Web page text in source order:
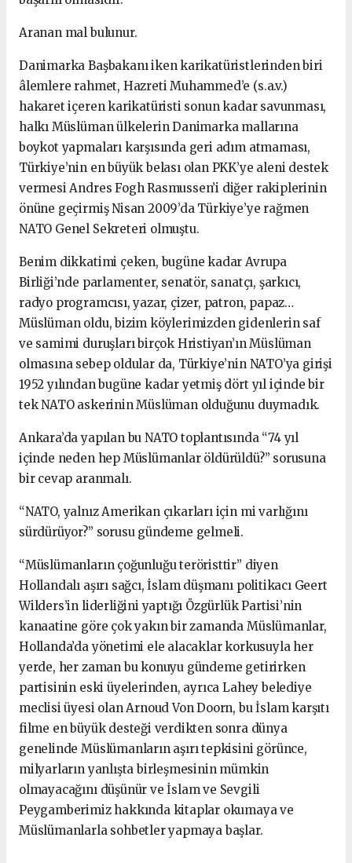
Aranan mal bulunur.
Danimarka Başbakanı iken karikatüristlerinden biri
âlemlere rahmet, Hazreti Muhammed’e (s.a.v.)
hakaret içeren karikatüristi sonun kadar savunması,
halkı Müslüman ülkelerin Danimarka mallarına
boykot yapmaları karşısında geri adım atmaması,
Türkiye’nin en büyük belası olan PKK’ye aleni destek
vermesi Andres Fogh Rasmussen’i diğer rakiplerinin
önüne geçirmiş Nisan 2009’da Türkiye’ye rağmen
NATO Genel Sekreteri olmuştu.
Benim dikkatimi çeken, bugüne kadar Avrupa
Birliği’nde parlamenter, senatör, sanatçı, şarkıcı,
radyo programcısı, yazar, çizer, patron, papaz…
Müslüman oldu, bizim köylerimizden gidenlerin saf
ve samimi duruşları birçok Hristiyan’ın Müslüman
olmasına sebep oldular da, Türkiye’nin NATO’ya girişi
1952 yılından bugüne kadar yetmiş dört yıl içinde bir
tek NATO askerinin Müslüman olduğunu duymadık.
Ankara’da yapılan bu NATO toplantısında “74 yıl
içinde neden hep Müslümanlar öldürüldü?” sorusuna
bir cevap aranmalı.
“NATO, yalnız Amerikan çıkarları için mi varlığını
sürdürüyor?” sorusu gündeme gelmeli.
“Müslümanların çoğunluğu teröristtir” diyen
Hollandalı aşırı sağcı, İslam düşmanı politikacı Geert
Wilders’in liderliğini yaptığı Özgürlük Partisi’nin
kanaatine göre çok yakın bir zamanda Müslümanlar,
Hollanda’da yönetimi ele alacaklar korkusuyla her
yerde, her zaman bu konuyu gündeme getirirken
partisinin eski üyelerinden, ayrıca Lahey belediye
meclisi üyesi olan Arnoud Von Doorn, bu İslam karşıtı
filme en büyük desteği verdikten sonra dünya
genelinde Müslümanların aşırı tepkisini görünce,
milyarların yanlışta birleşmesinin mümkin
olmayacağını düşünür ve İslam ve Sevgili
Peygamberimiz hakkında kitaplar okumaya ve
Müslümanlarla sohbetler yapmaya başlar.